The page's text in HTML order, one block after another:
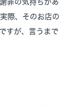
罪の気持ちがあ
際、そのお店の
すが、言うまで